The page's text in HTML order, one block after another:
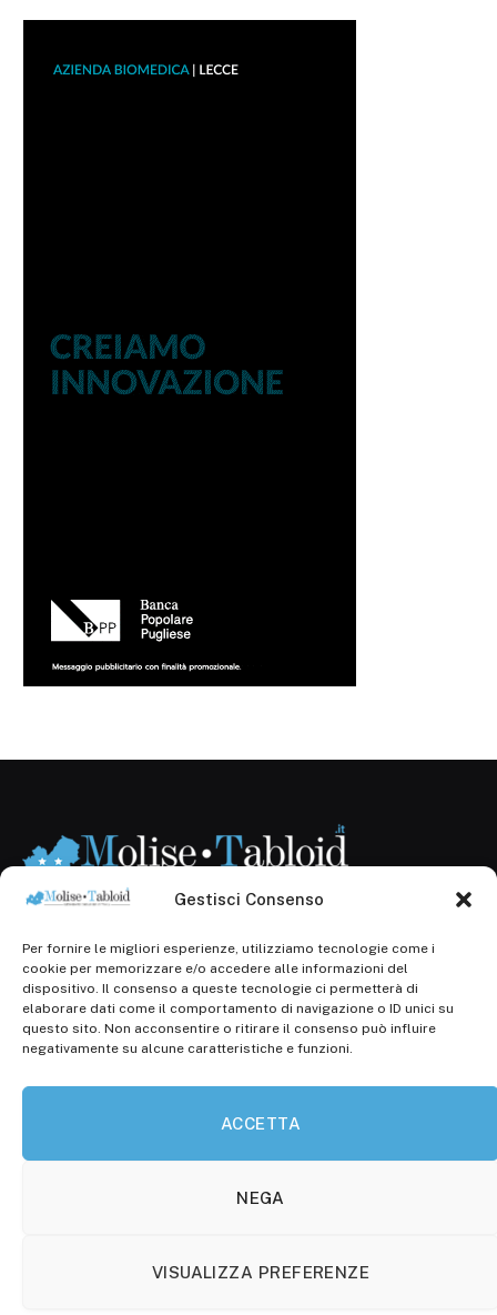
Gestisci Consenso
Per fornire le migliori esperienze, utilizziamo tecnologie come i
cookie per memorizzare e/o accedere alle informazioni del
dispositivo. Il consenso a queste tecnologie ci permetterà di
elaborare dati come il comportamento di navigazione o ID unici su
questo sito. Non acconsentire o ritirare il consenso può influire
negativamente su alcune caratteristiche e funzioni.
ACCETTA
NEGA
VISUALIZZA PREFERENZE
Registr. presso il Tribunale di Campobasso: 3/2013 del
14.11.2013, Cron. 1254
Roc: iscrizione n° 25549 (Prot. 1138/com/15 del
30.04.2015)
P.Iva: 01707150700